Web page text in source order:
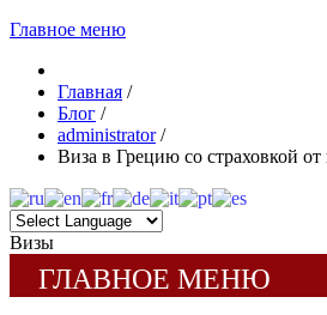
Главное меню
Главная /
Блог /
administrator /
Виза в Грецию со страховкой от
Визы
ГЛАВНОЕ МЕНЮ